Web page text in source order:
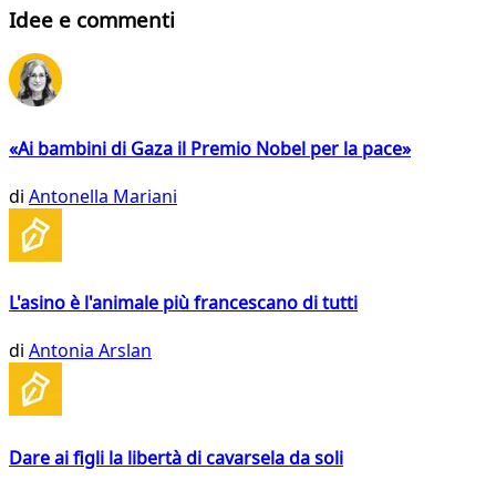
Idee e commenti
«Ai bambini di Gaza il Premio Nobel per la pace»
di Antonella Mariani
L'asino è l'animale più francescano di tutti
di Antonia Arslan
Dare ai figli la libertà di cavarsela da soli